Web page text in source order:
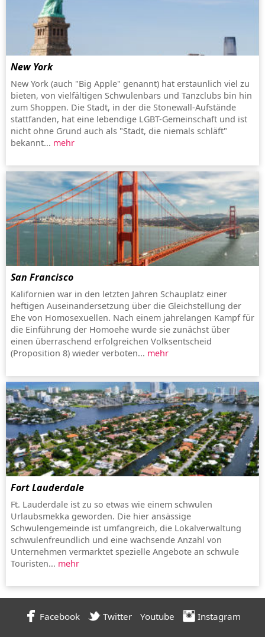
New York
New York (auch "Big Apple" genannt) hat erstaunlich viel zu
bieten, von vielfältigen Schwulenbars und Tanzclubs bin hin
zum Shoppen. Die Stadt, in der die Stonewall-Aufstände
stattfanden, hat eine lebendige LGBT-Gemeinschaft und ist
nicht ohne Grund auch als "Stadt, die niemals schläft"
bekannt... mehr
San Francisco
Kalifornien war in den letzten Jahren Schauplatz einer
heftigen Auseinandersetzung über die Gleichstellung der
Ehe von Homosexuellen. Nach einem jahrelangen Kampf für
die Einführung der Homoehe wurde sie zunächst über
einen überraschend erfolgreichen Volksentscheid
(Proposition 8) wieder verboten... mehr
Fort Lauderdale
Ft. Lauderdale ist zu so etwas wie einem schwulen
Urlaubsmekka geworden. Die hier ansässige
Schwulengemeinde ist umfangreich, die Lokalverwaltung
schwulenfreundlich und eine wachsende Anzahl von
Unternehmen vermarktet spezielle Angebote an schwule
Touristen... mehr
Facebook Twitter Youtube Instagram